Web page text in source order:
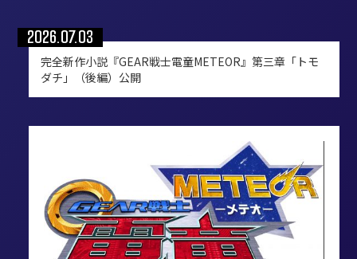
2026.07.03
完全新作小説『GEAR戦士電童METEOR』第三章「トモ
ダチ」（後編）公開